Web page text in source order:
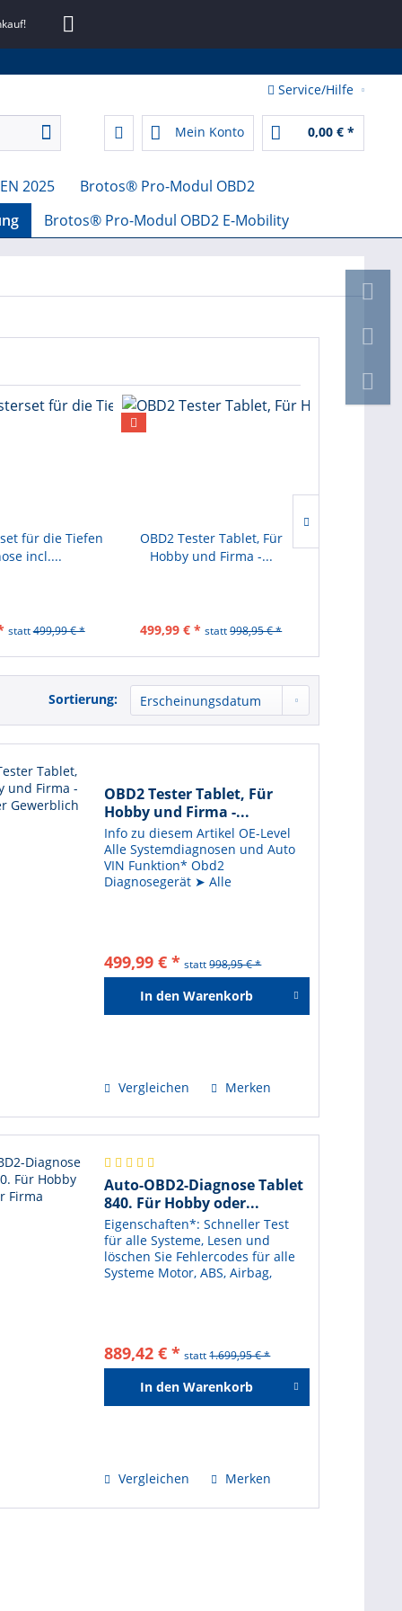
Service/Hilfe
Mein Konto 0,00 € *
2025
Brotos® Pro-Modul OBD2
Brotos® Pro-Modul OBD2 E-Mobility
für die Tiefen
incl....
statt499,99 € *
OBD2 Tester Tablet, Für
Hobby und Firma -...
499,99 € * statt998,95 € *
Sortierung:
OBD2 Tester Tablet, Für
Hobby und Firma -...
Info zu diesem Artikel OE-Level
Alle Systemdiagnosen und Auto
VIN Funktion* Obd2
Diagnosegerät ➤ Alle
ABS, SRS, BMS, EPB,...
499,99 € * statt998,95 € *
In den Warenkorb
Vergleichen Merken
Auto-OBD2-Diagnose Tablet
840. Für Hobby oder...
Eigenschaften*: Schneller Test
für alle Systeme, Lesen und
löschen Sie Fehlercodes für alle
Systeme Motor, ABS, Airbag,
den...
889,42 € * statt1.699,95 € *
In den Warenkorb
Vergleichen Merken